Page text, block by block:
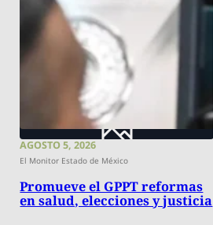
AGOSTO 5, 2026
El Monitor Estado de México
Promueve el GPPT reformas
en salud, elecciones y justicia